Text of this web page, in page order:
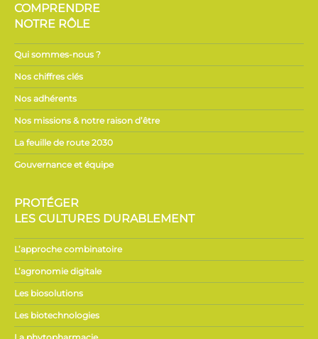
COMPRENDRE
NOTRE RÔLE
Qui sommes-nous ?
Nos chiffres clés
Nos adhérents
Nos missions & notre raison d’être
La feuille de route 2030
Gouvernance et équipe
PROTÉGER
LES CULTURES DURABLEMENT
L’approche combinatoire
L’agronomie digitale
Les biosolutions
Les biotechnologies